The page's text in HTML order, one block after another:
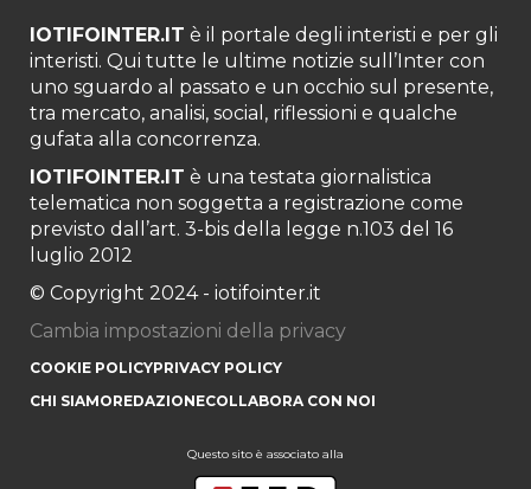
IOTIFOINTER.IT è il portale degli interisti e per gli
interisti. Qui tutte le ultime notizie sull’Inter con
uno sguardo al passato e un occhio sul presente,
tra mercato, analisi, social, riflessioni e qualche
gufata alla concorrenza.
IOTIFOINTER.IT è una testata giornalistica
telematica non soggetta a registrazione come
previsto dall’art. 3-bis della legge n.103 del 16
luglio 2012
© Copyright 2024 - iotifointer.it
Cambia impostazioni della privacy
COOKIE POLICYPRIVACY POLICY
CHI SIAMOREDAZIONECOLLABORA CON NOI
Questo sito è associato alla